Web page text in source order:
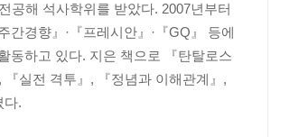
공해 석사학위를 받았다. 2007년부터
간경향』·『프레시안』·『GQ』 등에
동하고 있다. 지은 책으로 『탄탈로스
실전 격투』, 『정념과 이해관계』,
다.